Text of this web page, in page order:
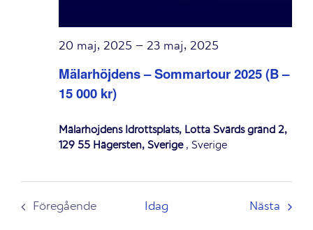
Mälarhöjdens – Sommartour 2025 (B –
15 000 kr)
20 maj, 2025 – 23 maj, 2025
Mälarhöjdens Idrottsplats, Lotta Svärds gränd 2,
129 55 Hägersten, Sverige, Sverige
Föregående
Idag Nästa